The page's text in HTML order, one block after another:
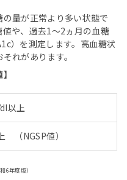
量が正常より多い状態で
や、過去1～2ヵ月の血糖
）を測定します。高血糖状
れがあります。
以上
（NGSP値）
6年度版）